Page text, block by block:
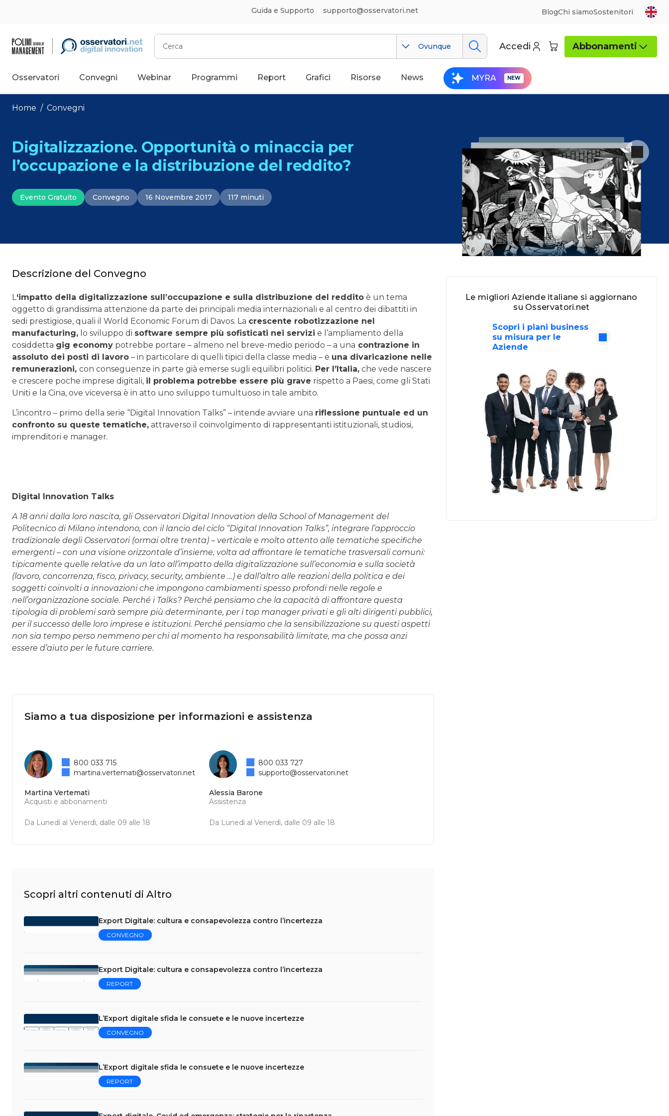
Guida e Supporto supporto@osservatori.net BlogChi siamoSostenitori
Cerca
Ovunque Accedi Abbonamenti
Osservatori Convegni Webinar Programmi Report Grafici Risorse News MYRA
Home / Convegni
Digitalizzazione. Opportunità o minaccia per
l’occupazione e la distribuzione del reddito?
Evento Gratuito Convegno 16 Novembre 2017 117 minuti
Descrizione del Convegno
L‘impatto della digitalizzazione sull’occupazione e sulla distribuzione del reddito è un tema
oggetto di grandissima attenzione da parte dei principali media internazionali e al centro dei dibattiti in
sedi prestigiose, quali il World Economic Forum di Davos. La crescente robotizzazione nel
manufacturing, lo sviluppo di software sempre più sofisticati nei servizi e l’ampliamento della
cosiddetta gig economy potrebbe portare – almeno nel breve-medio periodo – a una contrazione in
assoluto dei posti di lavoro – in particolare di quelli tipici della classe media – e una divaricazione nelle
remunerazioni, con conseguenze in parte già emerse sugli equilibri politici. Per l’Italia, che vede nascere
e crescere poche imprese digitali, il problema potrebbe essere più grave rispetto a Paesi, come gli Stati
Uniti e la Cina, ove viceversa è in atto uno sviluppo tumultuoso in tale ambito.
L’incontro – primo della serie “Digital Innovation Talks” – intende avviare una riflessione puntuale ed un
confronto su queste tematiche, attraverso il coinvolgimento di rappresentanti istituzionali, studiosi,
imprenditori e manager.
Digital Innovation Talks
A 18 anni dalla loro nascita, gli Osservatori Digital Innovation della School of Management del
Politecnico di Milano intendono, con il lancio del ciclo “Digital Innovation Talks”, integrare l’approccio
tradizionale degli Osservatori (ormai oltre trenta) – verticale e molto attento alle tematiche specifiche
emergenti – con una visione orizzontale d’insieme, volta ad affrontare le tematiche trasversali comuni:
tipicamente quelle relative da un lato all’impatto della digitalizzazione sull’economia e sulla società
(lavoro, concorrenza, fisco, privacy, security, ambiente …) e dall’altro alle reazioni della politica e dei
soggetti coinvolti a innovazioni che impongono cambiamenti spesso profondi nelle regole e
nell’organizzazione sociale. Perché i Talks? Perché pensiamo che la capacità di affrontare questa
tipologia di problemi sarà sempre più determinante, per i top manager privati e gli alti dirigenti pubblici,
per il successo delle loro imprese e istituzioni. Perché pensiamo che la sensibilizzazione su questi aspetti
non sia tempo perso nemmeno per chi al momento ha responsabilità limitate, ma che possa anzi
essere d’aiuto per le future carriere.
Siamo a tua disposizione per informazioni e assistenza
Martina Vertemati
Acquisti e abbonamenti
Da Lunedì al Venerdì, dalle 09 alle 18
800 033 715
martina.vertemati@osservatori.net
Alessia Barone
Assistenza
Da Lunedì al Venerdì, dalle 09 alle 18
800 033 727
supporto@osservatori.net
Scopri altri contenuti di Altro
Export Digitale: cultura e consapevolezza contro l’incertezza
CONVEGNO
Export Digitale: cultura e consapevolezza contro l’incertezza
REPORT
L’Export digitale sfida le consuete e le nuove incertezze
CONVEGNO
L’Export digitale sfida le consuete e le nuove incertezze
REPORT
Le migliori Aziende italiane si aggiornano
su Osservatori.net
Scopri i piani business
su misura per le
Aziende